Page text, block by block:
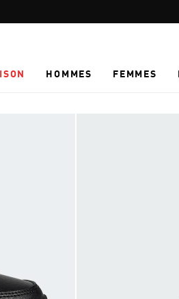
HOMMES FEMMES